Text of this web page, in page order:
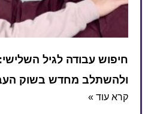
חיפוש עבודה לגיל
ולהשתלב מחדש בשוק
קרא עוד »